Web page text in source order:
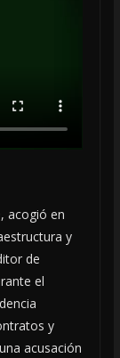
acogió en
y
de
el
y
acusación